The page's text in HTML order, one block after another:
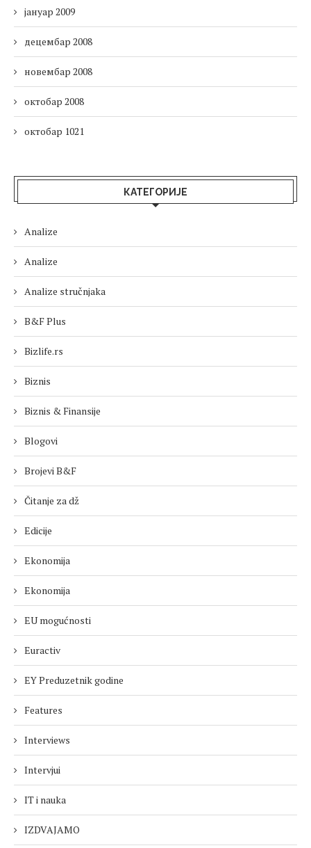
јануар 2009
децембар 2008
новембар 2008
октобар 2008
октобар 1021
КАТЕГОРИЈЕ
Analize
Analize
Analize stručnjaka
B&F Plus
Bizlife.rs
Biznis
Biznis & Finansije
Blogovi
Brojevi B&F
Čitanje za dž
Edicije
Ekonomija
Ekonomija
EU mogućnosti
Euractiv
EY Preduzetnik godine
Features
Interviews
Intervjui
IT i nauka
IZDVAJAMO